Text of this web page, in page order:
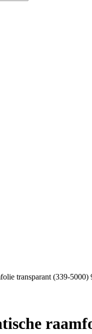
transparant (339-5000)